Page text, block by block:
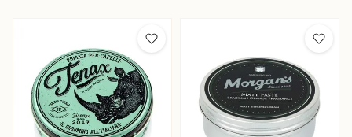
Barva
Vůně